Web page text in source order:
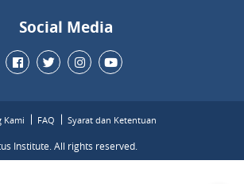
Social Media
Kami FAQ Syarat dan Ketentuan
Institute. All rights reserved.